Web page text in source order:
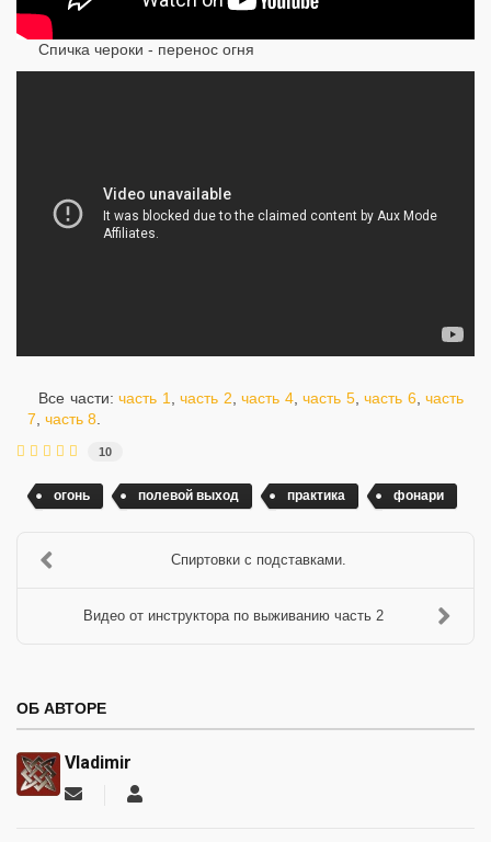
Спичка чероки - перенос огня
Все части: часть 1 часть 2 часть 4, часть 5, часть 6, часть
7 часть 8
10
огонь полевой выход практика фонари
Спиртовки с подставками.
Видео от инструктора по выживанию часть 2
ОБ АВТОРЕ
Vladimir
Подписаться